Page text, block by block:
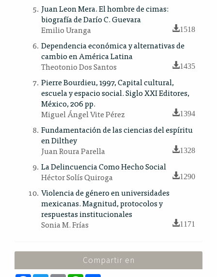
Juan Leon Mera. El hombre de cimas:
biografía de Darío C. Guevara
Emilio Uranga
1518
Dependencia económica y alternativas de
cambio en América Latina
Theotonio Dos Santos
1435
Pierre Bourdieu, 1997, Capital cultural,
escuela y espacio social. Siglo XXI Editores,
México, 206 pp.
Miguel Ángel Vite Pérez
1394
Fundamentación de las ciencias del espíritu
en Dilthey
Juan Roura Parella
1328
La Delincuencia Como Hecho Social
Héctor Solís Quiroga
1290
Violencia de género en universidades
mexicanas. Magnitud, protocolos y
respuestas institucionales
Sonia M. Frías
1171
Compartir en